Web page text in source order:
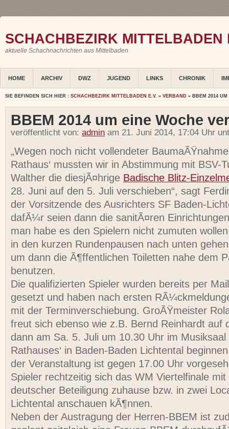
SCHACHBEZIRK MITTELBADEN
aktuelle Schachnachrichten aus Mittelbaden
HOME ARCHIV DWZ JUGEND LINKS CHRONIK
SIE BEFINDEN SICH HIER : SCHACHBEZIRK MITTELBADEN E.V. » VERBAND » BBEM 2014 UM
BBEM 2014 um eine Woche
veröffentlicht von: admin am 21. Juni 2014, 17:04 Uhr
„Wegen noch nicht vollendeter
Rathaus‘ mussten wir in Abstimmung mit BSV-
Walther die diesjÃ¤hrige Badische Blitz-
28. Juni auf den 5. Juli verschieben“, sagt
der Vorsitzende des Ausrichters SF Baden-
dafÃ¼r seien dann die sanitÃ¤ren
man habe es den Spielern nicht zumuten
in den kurzen Rundenpausen nach unten
um dann die Ã¶ffentlichen Toiletten nahe dem
benutzen.
Die qualifizierten Spieler wurden bereits per
gesetzt und haben nach ersten
mit der Terminverschiebung. GroÃŸmeister
freut sich ebenso wie z.B. Bernd Reinhardt auf
dann am Sa. 5. Juli um 10.30 Uhr im Musiksaal
Rathauses‘ in Baden-Baden Lichtental
der Veranstaltung ist gegen 17.00 Uhr
Spieler rechtzeitig sich das WM Viertelfinale mit
deutscher Beteiligung zuhause bzw. in zwei
Lichtental anschauen kÃ¶nnen.
Neben der Austragung der Herren-BBEM ist